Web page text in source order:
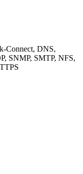
Connect, DNS,
SNMP, SMTP, NFS,